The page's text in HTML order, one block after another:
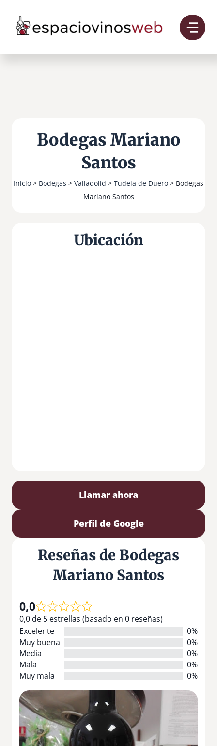
contenido
Bodegas Mariano
Santos
Inicio > Bodegas > Valladolid > Tudela de Duero > Bodegas
Mariano Santos
Ubicación
Llamar ahora
Perfil de Google
Reseñas de Bodegas
Mariano Santos
0,0
0,0 de 5 estrellas (basado en 0 reseñas)
Excelente
0%
Muy buena
0%
Media
0%
Mala
0%
Muy mala
0%